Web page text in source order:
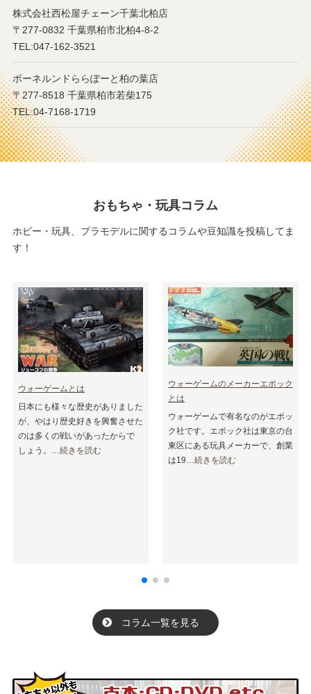
株式会社西松屋チェーン千葉北柏店
〒277-0832 千葉県柏市北柏4-8-2
TEL:047-162-3521
ボーネルンドららぽーと柏の葉店
〒277-8518 千葉県柏市若柴175
TEL:04-7168-1719
おもちゃ・玩具コラム
ホビー・玩具、プラモデルに関するコラムや豆知識を投稿してま
す！
ウォーゲームとは
日本にも様々な歴史がありました
が、やはり歴史好きを興奮させた
のは多くの戦いがあったからで
しょう。…続きを読む
ウォーゲームのメーカーエポック
とは
ウォーゲームで有名なのがエポッ
ク社です。エポック社は東京の台
東区にある玩具メーカーで、創業
は19…続きを読む
コラム一覧を見る